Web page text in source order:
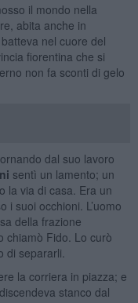
il mondo nella
abita anche in
nel cuore del
fiorentina che si
non fa sconti di gelo
dal suo lavoro
sentì un lamento; un
la via di casa. Era un
i suoi occhioni. L’uomo
della frazione
chiamò Fido. Lo curò
di separarli.
la corriera in piazza; e
stanco dal